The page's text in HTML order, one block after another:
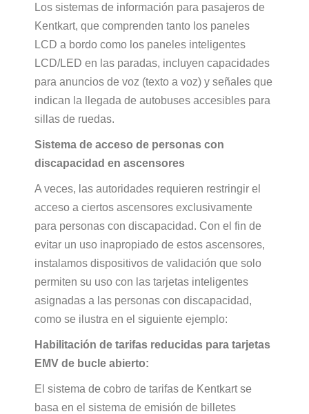
Los sistemas de información para pasajeros de
Kentkart, que comprenden tanto los paneles
LCD a bordo como los paneles inteligentes
LCD/LED en las paradas, incluyen capacidades
para anuncios de voz (texto a voz) y señales que
indican la llegada de autobuses accesibles para
sillas de ruedas.
Sistema de acceso de personas con
discapacidad en ascensores
A veces, las autoridades requieren restringir el
acceso a ciertos ascensores exclusivamente
para personas con discapacidad. Con el fin de
evitar un uso inapropiado de estos ascensores,
instalamos dispositivos de validación que solo
permiten su uso con las tarjetas inteligentes
asignadas a las personas con discapacidad,
como se ilustra en el siguiente ejemplo:
Habilitación de tarifas reducidas para tarjetas
EMV de bucle abierto:
El sistema de cobro de tarifas de Kentkart se
basa en el sistema de emisión de billetes